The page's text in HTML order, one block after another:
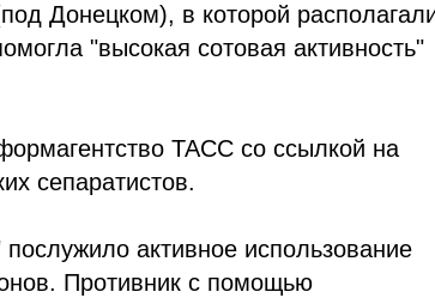
Донецком), в которой
"высокая сотовая активность"
ТАСС со ссылкой на
сепаратистов.
активное использование
Противник с помощью